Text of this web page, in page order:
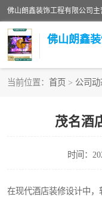
佛山朗鑫
当前位置： 首页 > 公司动
茂名酒
时间：
在现代酒店装修设计中